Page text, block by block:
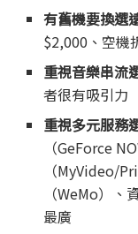
有舊機要換選
$2,000、空機
重視音樂串流
者很有吸引力
重視多元服務
（GeForce
（MyVideo/
（WeMo）
最廣